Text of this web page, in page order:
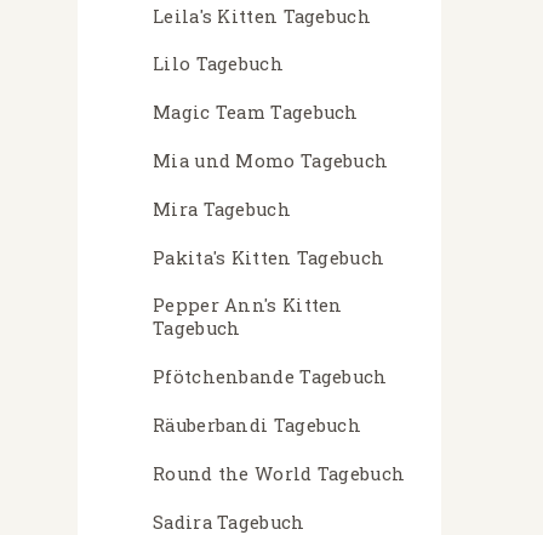
Leila's Kitten Tagebuch
Lilo Tagebuch
Magic Team Tagebuch
Mia und Momo Tagebuch
Mira Tagebuch
Pakita's Kitten Tagebuch
Pepper Ann's Kitten
Tagebuch
Pfötchenbande Tagebuch
Räuberbandi Tagebuch
Round the World Tagebuch
Sadira Tagebuch